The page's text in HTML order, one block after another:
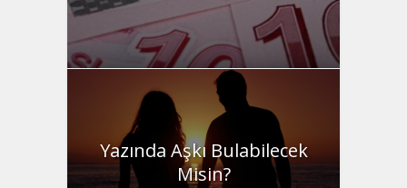
Yazında Aşkı Bulabilecek
Misin?